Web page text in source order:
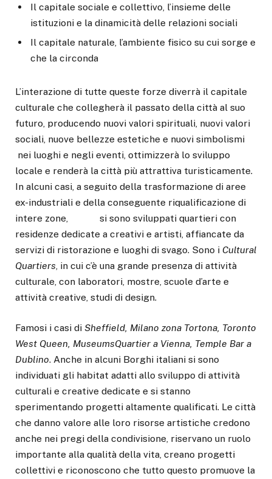
Il capitale sociale e collettivo, l’insieme delle
istituzioni e la dinamicità delle relazioni sociali
Il capitale naturale, l’ambiente fisico su cui sorge e
che la circonda
L’interazione di tutte queste forze diverrà il capitale
culturale che collegherà il passato della città al suo
futuro, producendo nuovi valori spirituali, nuovi valori
sociali, nuove bellezze estetiche e nuovi simbolismi
nei luoghi e negli eventi, ottimizzerà lo sviluppo
locale e renderà la città più attrattiva turisticamente.
In alcuni casi, a seguito della trasformazione di aree
ex-industriali e della conseguente riqualificazione di
intere zone, si sono sviluppati quartieri con
residenze dedicate a creativi e artisti, affiancate da
servizi di ristorazione e luoghi di svago. Sono i Cultural
Quartiers , in cui c’è una grande presenza di attività
culturale, con laboratori, mostre, scuole d’arte e
attività creative, studi di design.
Famosi i casi di Sheffield, Milano zona Tortona, Toronto
West Queen, MuseumsQuartier a Vienna, Temple Bar a
Dublino. Anche in alcuni Borghi italiani si sono
individuati gli habitat adatti allo sviluppo di attività
culturali e creative dedicate e si stanno
sperimentando progetti altamente qualificati. Le città
che danno valore alle loro risorse artistiche credono
anche nei pregi della condivisione, riservano un ruolo
importante alla qualità della vita, creano progetti
collettivi e riconoscono che tutto questo promuove la